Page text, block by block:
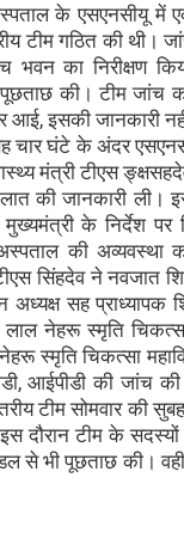
के एसएनसीयू में
टीम गठित की थी।
का निरीक्षण
की। टीम जांच
इसकी जानकारी
घंटे के अंदर
मंत्री टीएस
की जानकारी ली।
के निर्देश पर
की अव्यवस्था
टीएस सिंहदेव ने
सह प्राध्यापक
नेहरू स्मृति
स्मृति चिकत्सा
आईपीडी की जांच
टीम सोमवार की
टीम के सदस्यों
से भी पूछताछ की।